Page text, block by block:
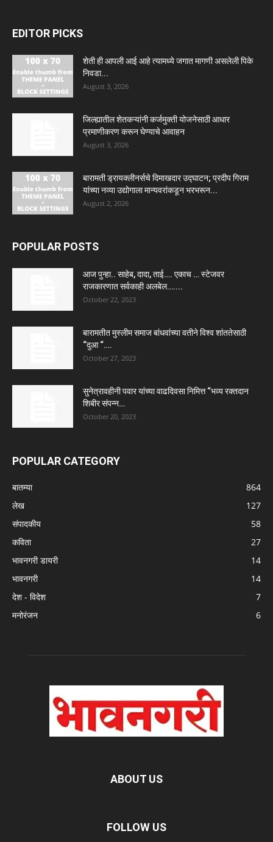
EDITOR PICKS
शेती ही आपली आई आहे त्यामध्ये जगात मागणी असलेली पिके
निवडा...
August 3, 2026
जिल्ह्यातील शेतकऱ्यांनी कर्जमुक्ती योजनेसाठी आधार
प्रमाणीकरण करून घेण्याचे आवाहन
August 3, 2026
बारामती ड्रायक्लीनर्सचे दिमाखदार उद्घाटन; प्रदीप गिराम
यांच्या नव्या उद्योगाला मान्यवरांकडून भरभरून...
August 2, 2026
POPULAR POSTS
आज पुन्हा.. साहेब, दादा, ताई…. एकाच … स्टेजवर
राजकारणात सर्वकाही अलबेल…....
October 22, 2023
बारामतीत मुस्लीम समाज बांधवांच्या वतीने विश्व शांततेसाठी
“दुआ “….
October 27, 2023
सुनेत्रावहीनी पवार यांच्या वाढदिवसा निमित्त “भव्य रक्तदान
शिबीर संपन्न…
October 20, 2023
POPULAR CATEGORY
बातम्या
864
लेख
127
संपादकीय
58
कविता
27
भावनगरी डायरी
14
भावनगरी
14
देश - विदेश
7
मनोरंजन
6
ABOUT US
FOLLOW US